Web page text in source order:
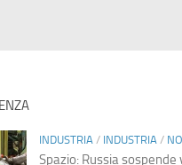
INDUSTRIA/ INDUSTRIA/
Spazio: Russia